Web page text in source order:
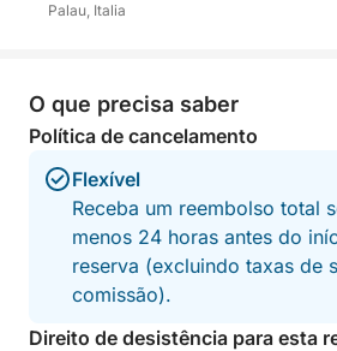
Palau, Italia
O que precisa saber
Política de cancelamento
Flexível
Receba um reembolso total
menos 24 horas antes do
reserva (excluindo taxas de
comissão).
Direito de desistência para esta